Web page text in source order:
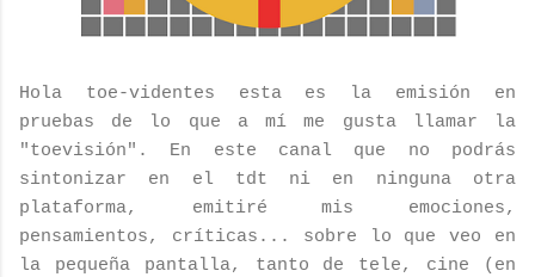
Hola toe-videntes esta es la emisión en
pruebas de lo que a mí me gusta llamar la
"toevisión". En este canal que no podrás
sintonizar en el tdt ni en ninguna otra
plataforma, emitiré mis emociones,
pensamientos, críticas... sobre lo que veo en
la pequeña pantalla, tanto de tele, cine (en